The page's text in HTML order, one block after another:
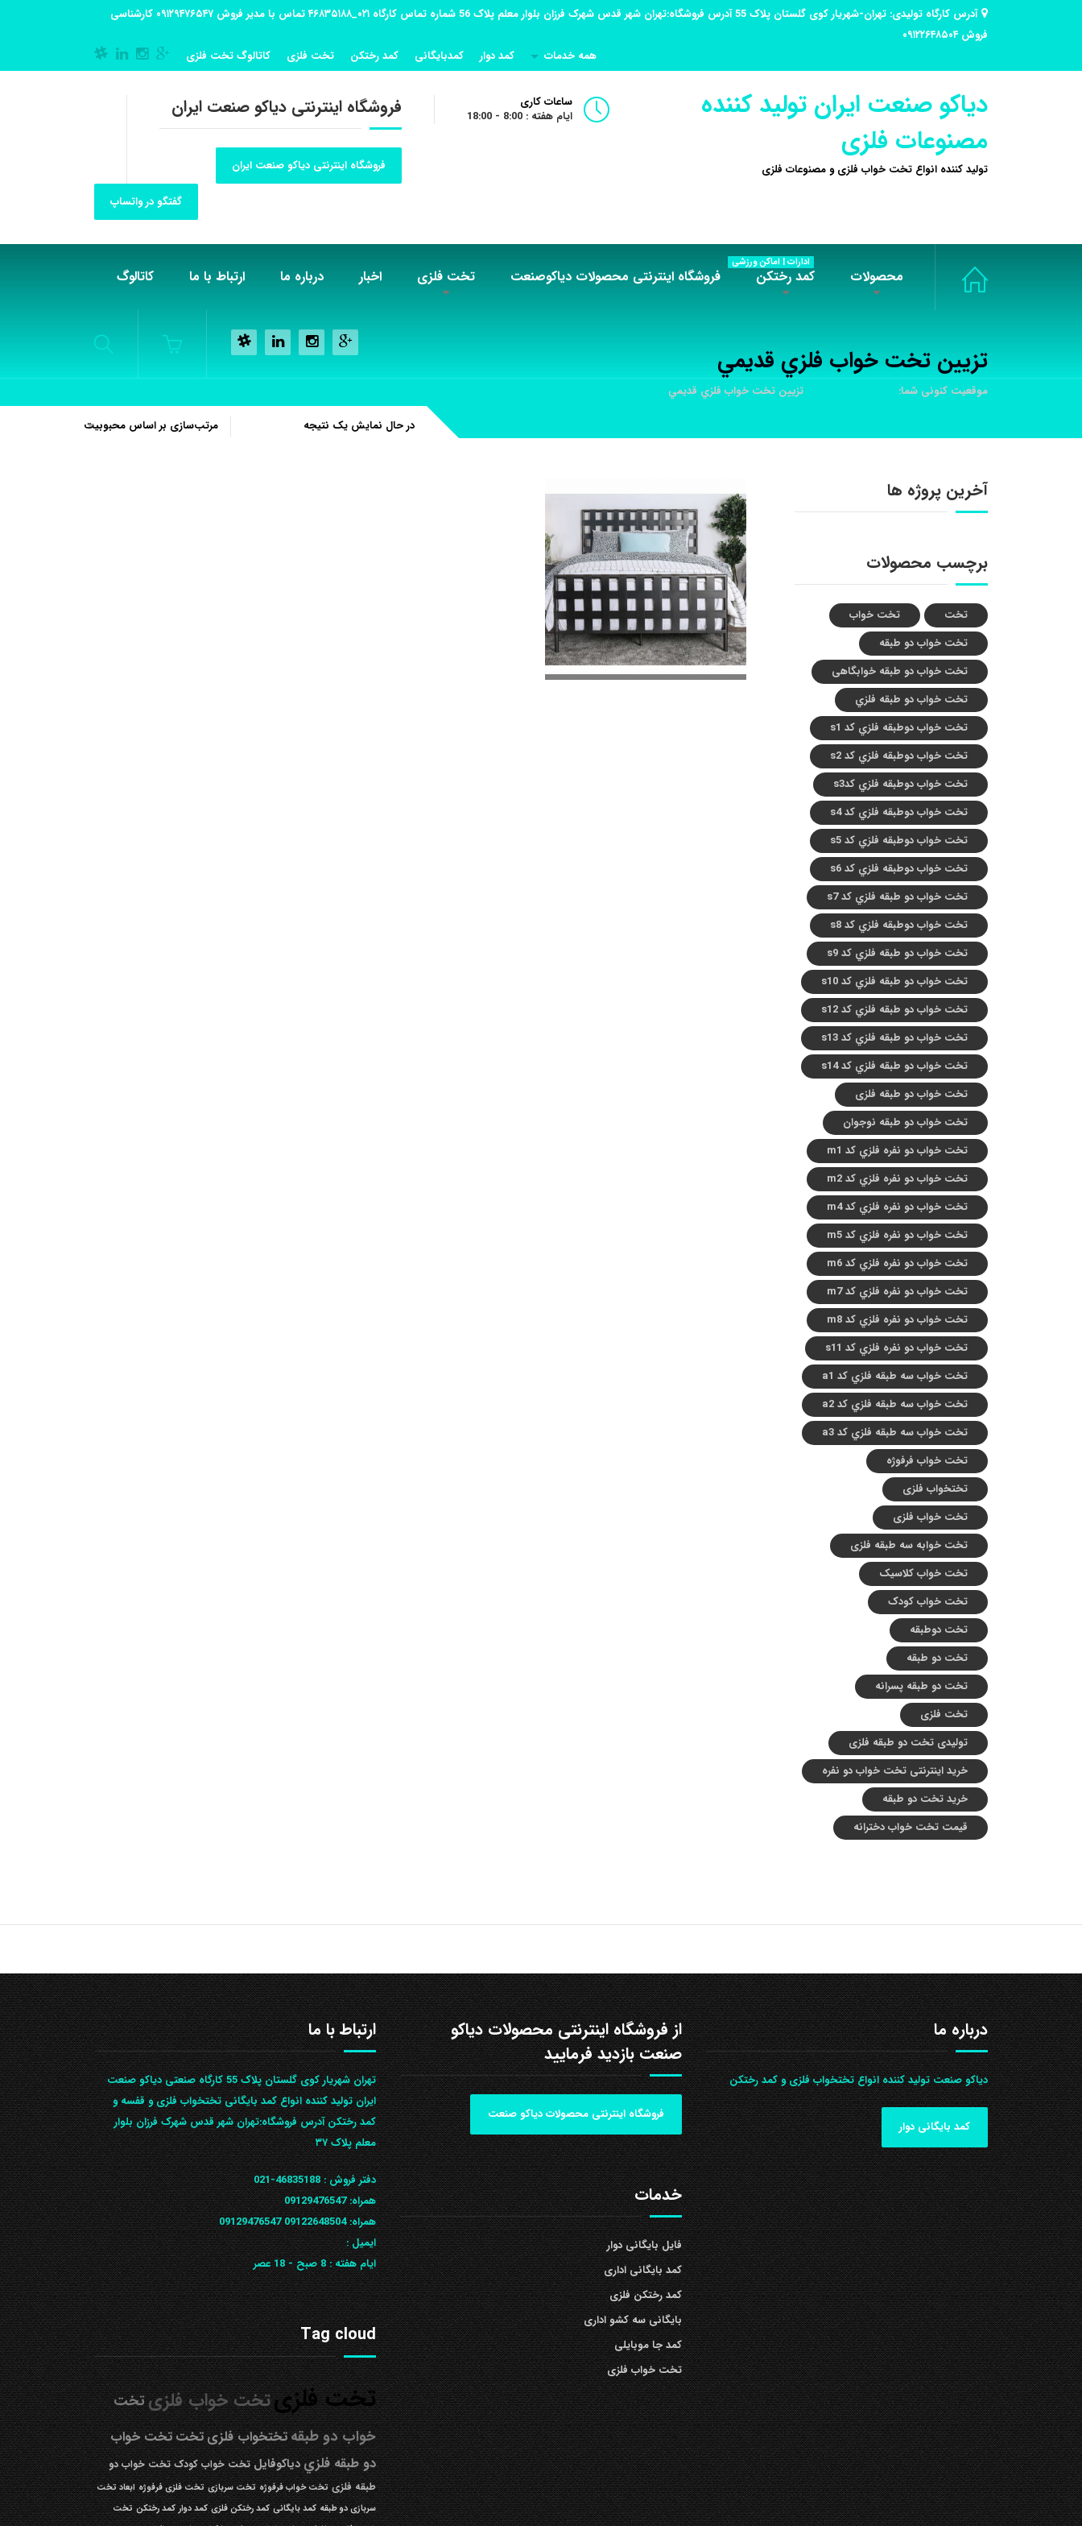
آدرس کارگاه تولیدی: تهران-شهریار کوی گلستان پلاک 55 آدرس فروشگاه:تهران شهر قدس شهرک فرزان بلوار معلم پلاک 56 شماره تماس کارگاه ۰۲۱_۴۶۸۳۵۱۸۸ تماس با مدیر فروش ۰۹۱۲۹۴۷۶۵۴۷ کارشناسی
فروش ۰۹۱۲۲۶۴۸۵۰۴
همه خدمات
کمد دوار کمدبایگانی کمد رختکن تخت فلزی کاتالوگ تخت فلزی
دیاکو صنعت ایران تولید کننده
مصنوعات فلزی
تولید کننده انواع تخت خواب فلزی و مصنوعات فلزی
ساعات کاری
ایام هفته : 8:00 - 18:00
فروشگاه اینترنتی دیاکو صنعت ایران
فروشگاه اینترنتی دیاکو صنعت ایران
گفتگو در واتساپ
محصولات کمد رختکن
ادارات | اماکن ورزشی
فروشگاه اینترنتی محصولات دیاکوصنعت تخت فلزی اخبار درباره ما ارتباط با ما کاتالوگ
تزيين تخت خواب فلزي قديمي
موقعیت کنونی شما: تزيين تخت خواب فلزي قديمي
در حال نمایش یک نتیجه
آخرین پروژه ها
برچسب محصولات
تخت
تخت خواب
تخت خواب دو طبقه
تخت خواب دو طبقه خوابگاهی
تخت خواب دو طبقه فلزي
تخت خواب دوطبقه فلزي کد s1
تخت خواب دوطبقه فلزي کد s2
تخت خواب دوطبقه فلزي کدs3
تخت خواب دوطبقه فلزي کد s4
تخت خواب دوطبقه فلزي کد s5
تخت خواب دوطبقه فلزي کد s6
تخت خواب دو طبقه فلزي کد s7
تخت خواب دوطبقه فلزي کد s8
تخت خواب دو طبقه فلزي کد s9
تخت خواب دو طبقه فلزي کد s10
تخت خواب دو طبقه فلزي کد s12
تخت خواب دو طبقه فلزي کد s13
تخت خواب دو طبقه فلزي کد s14
تخت خواب دو طبقه فلزی
تخت خواب دو طبقه نوجوان
تخت خواب دو نفره فلزي کد m1
تخت خواب دو نفره فلزي کد m2
تخت خواب دو نفره فلزي کد m4
تخت خواب دو نفره فلزي کد m5
تخت خواب دو نفره فلزي کد m6
تخت خواب دو نفره فلزي کد m7
تخت خواب دو نفره فلزي کد m8
تخت خواب دو نفره فلزي کد s11
تخت خواب سه طبقه فلزي کد a1
تخت خواب سه طبقه فلزي کد a2
تخت خواب سه طبقه فلزي کد a3
تخت خواب فرفوژه
تختخواب فلزی
تخت خواب فلزی
تخت خوابه سه طبقه فلزی
تخت خواب کلاسیک
تخت خواب کودک
تخت دوطبقه
تخت دو طبقه
تخت دو طبقه پسرانه
تخت فلزی
تولیدی تخت دو طبقه فلزی
خرید اینترنتی تخت خواب دو نفره
خرید تخت دو طبقه
قیمت تخت خواب دخترانه
درباره ما
دیاکو صنعت تولید کننده انواع تختخواب فلزی و کمد رختکن
کمد بایگانی دوار
از فروشگاه اینترنتی محصولات دیاکو
صنعت بازدید فرمایید
فروشگاه اینترنتی محصولات دیاکو صنعت
خدمات
فایل بایگانی دوار
کمد بایگانی اداری
کمد رختکن فلزی
بایگانی سه کشو اداری
کمد جا موبایلی
تخت خواب فلزی
ارتباط با ما
تهران شهریار کوی گلستان پلاک 55 کارگاه صنعتی دیاکو صنعت
ایران تولید کننده انواع کمد بایگانی تختخواب فلزی و قفسه و
کمد رختکن آدرس ف‍روشگاه:تهران شهر قدس شهرک فرزان بلوار
معلم پلاک ۳۷
دفتر فروش :46835188-021
همراه:09129476547
همراه: 09122648504
09129476547
ایمیل :
ایام هفته :8 صبح - 18 عصر
Tag cloud
تخت فلزیتخت خواب فلزیتخت
خواب دو طبقهتختخواب فلزیتختتخت خواب
دو طبقه فلزيدیاکوفایل تخت خواب کودک تخت خواب دو
طبقه فلزی تخت خواب فرفوژه تخت سربازی تخت فلزی فرفوژه ابعاد تخت
سربازی دو طبقه کمد بایگانی کمد رختکن فلزی کمد دوار کمد رختکن تخت